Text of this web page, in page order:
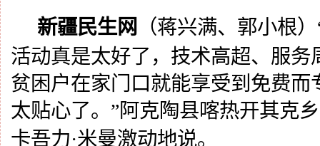
新疆民生网（蒋兴满、郭小根）
活动真是太好了，技术高超、服务
贫困户在家门口就能享受到免费而
太贴心了。 ”阿克陶县喀热开其克
卡吾力·米曼激动地说。